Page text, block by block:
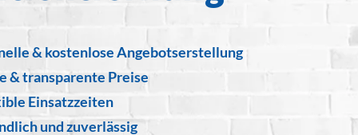
& kostenlose Angebotserstellung
& transparente Preise
Einsatzzeiten
und zuverlässig